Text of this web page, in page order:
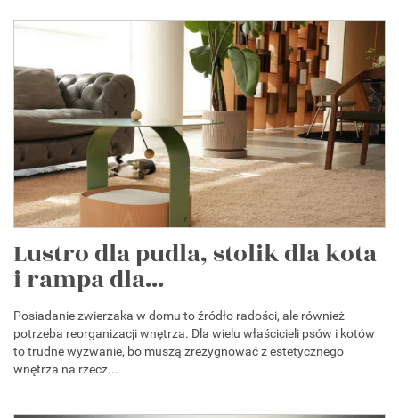
Lustro dla pudla, stolik dla kota
i rampa dla...
Posiadanie zwierzaka w domu to źródło radości, ale również
potrzeba reorganizacji wnętrza. Dla wielu właścicieli psów i kotów
to trudne wyzwanie, bo muszą zrezygnować z estetycznego
wnętrza na rzecz...